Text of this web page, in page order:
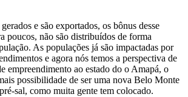
e são exportados, os bônus desse
poucos, não são distribuídos de forma
As populações já são impactadas por
e agora nós temos a perspectiva de
empreendimento ao estado do o Amapá, o
possibilidade de ser uma nova Belo Monte
sal, como muita gente tem colocado.